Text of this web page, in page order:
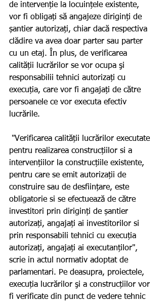
de intervenție la locuințele existente,
vor fi obligați să angajeze diriginți de
șantier autorizați, chiar dacă respectiva
clădire va avea doar parter sau parter
cu un etaj. În plus, de verificarea
calității lucrărilor se vor ocupa şi
responsabilii tehnici autorizați cu
execuția, care vor fi angajați de către
persoanele ce vor executa efectiv
lucrările.
pentru realizarea construcțiilor si a
intervențiilor la construcțiile existente,
pentru care se emit autorizații de
construire sau de desființare, este
obligatorie si se efectuează de către
investitori prin diriginți de șantier
autorizați, angajați ai investitorilor si
prin responsabili tehnici cu execuția
autorizați, angajați ai executanților",
scrie in actul normativ adoptat de
parlamentari. Pe deasupra, proiectele,
execuția lucrărilor şi a construcțiilor vor
fi verificate din punct de vedere tehnic